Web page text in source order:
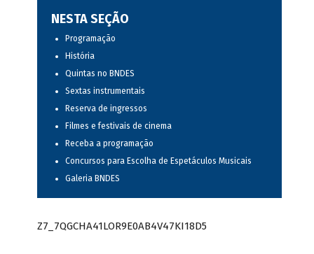
NESTA SEÇÃO
Programação
História
Quintas no BNDES
Sextas instrumentais
Reserva de ingressos
Filmes e festivais de cinema
Receba a programação
Concursos para Escolha de Espetáculos Musicais
Galeria BNDES
Z7_7QGCHA41LOR9E0AB4V47KI18D5